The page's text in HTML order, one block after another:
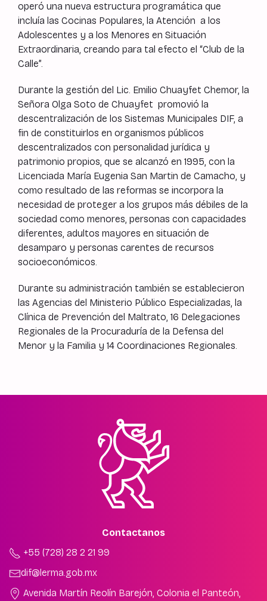
operó una nueva estructura programática que
incluía las Cocinas Populares, la Atención a los
Adolescentes y a los Menores en Situación
Extraordinaria, creando para tal efecto el “Club de la
Calle”.
Durante la gestión del Lic. Emilio Chuayfet Chemor, la
Señora Olga Soto de Chuayfet promovió la
descentralización de los Sistemas Municipales DIF, a
fin de constituirlos en organismos públicos
descentralizados con personalidad jurídica y
patrimonio propios, que se alcanzó en 1995, con la
Licenciada María Eugenia San Martin de Camacho, y
como resultado de las reformas se incorpora la
necesidad de proteger a los grupos más débiles de la
sociedad como menores, personas con capacidades
diferentes, adultos mayores en situación de
desamparo y personas carentes de recursos
socioeconómicos.
Durante su administración también se establecieron
las Agencias del Ministerio Público Especializadas, la
Clínica de Prevención del Maltrato, 16 Delegaciones
Regionales de la Procuraduría de la Defensa del
Menor y la Familia y 14 Coordinaciones Regionales.
Contactanos
+55 (728) 28 2 21 99
dif@lerma.gob.mx
Avenida Martín Reolín Barejón, Colonia el Panteón,